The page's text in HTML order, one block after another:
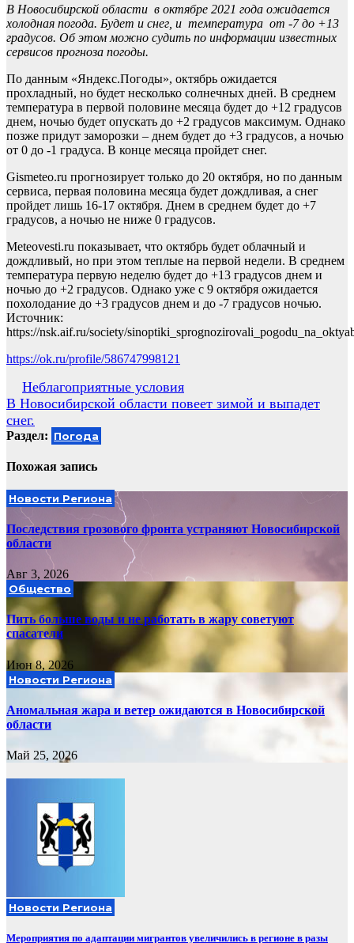
В Новосибирской области в октябре 2021 года ожидается
холодная погода. Будет и снег, и температура от -7 до +13
градусов. Об этом можно судить по информации известных
сервисов прогноза погоды.
По данным «Яндекс.Погоды», октябрь ожидается
прохладный, но будет несколько солнечных дней. В среднем
температура в первой половине месяца будет до +12 градусов
днем, ночью будет опускать до +2 градусов максимум. Однако
позже придут заморозки – днем будет до +3 градусов, а ночью
от 0 до -1 градуса. В конце месяца пройдет снег.
Gismeteo.ru прогнозирует только до 20 октября, но по данным
сервиса, первая половина месяца будет дождливая, а снег
пройдет лишь 16-17 октября. Днем в среднем будет до +7
градусов, а ночью не ниже 0 градусов.
Meteovesti.ru показывает, что октябрь будет облачный и
дождливый, но при этом теплые на первой недели. В среднем
температура первую неделю будет до +13 градусов днем и
ночью до +2 градусов. Однако уже с 9 октября ожидается
похолодание до +3 градусов днем и до -7 градусов ночью.
Источник:
https://nsk.aif.ru/society/
https://ok.ru/profile/586747998121
Навигация
по
записям
Неблагоприятные условия
В Новосибирской области повеет зимой и выпадет
снег.
Раздел: Погода
Похожая запись
Новости Региона
Последствия грозового фронта устраняют Новосибирской
области
Авг 3, 2026
Общество
Пить больше воды и не работать в жару советуют
спасатели
Июн 8, 2026
Новости Региона
Аномальная жара и ветер ожидаются в Новосибирской
области
Май 25, 2026
Новости Региона
Мероприятия по адаптации мигрантов увеличились в регионе в разы